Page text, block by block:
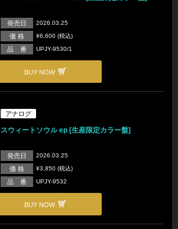
発売日 2026.03.25
価 格 ¥6,600 (税込)
品 番 UPJY-9530/1
BUY NOW
アナログ
スウィートソウル ep [生産限定カラー盤]
発売日 2026.03.25
価 格 ¥3,850 (税込)
品 番 UPJY-9532
BUY NOW